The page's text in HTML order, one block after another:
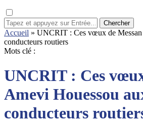
Chercher
Accueil » UNCRIT : Ces vœux de
conducteurs routiers
Mots clé :
UNCRIT : Ces
Amevi Houessou
conducteurs